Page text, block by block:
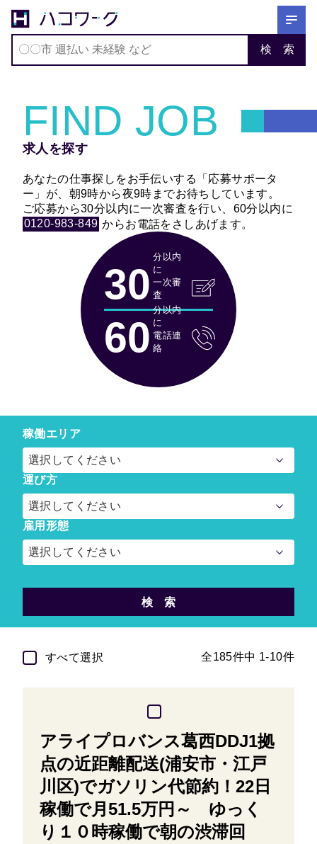
検 索
スカウトを待つ
ブログ
FIND JOB
仕事を探す
求人を探す
あなたの仕事探しをお手伝いする「応募サポータ
ー」が、朝9時から夜9時までお待ちしています。
ご応募から30分以内に一次審査を行い、60分以内に
0120-983-849 からお電話をさしあげます。
30
分以内
に
一次審
査
60
分以内
に
電話連
絡
稼働エリア
選択してください
運び方
選択してください
雇用形態
選択してください
すべて選択 全185件中 1-10件
アライプロバンス葛西DDJ1拠
点の近距離配送(浦安市・江戸
川区)でガソリン代節約！22日
稼働で月51.5万円～ ゆっく
り１０時稼働で朝の渋滞回